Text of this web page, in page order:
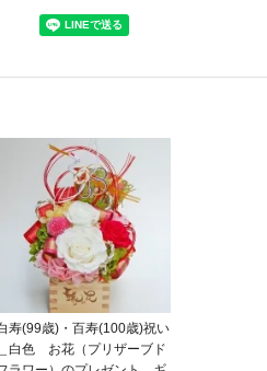
寿(99歳)・百寿(100歳)祝い
＿白色 お花（プリザーブド